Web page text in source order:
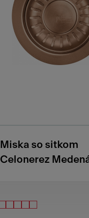
Miska so sitkom
Celonerez